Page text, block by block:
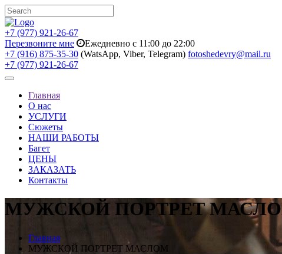
+7 (977) 921-26-67
Перезвоните мне
Ежедневно с 11:00 до 22:00
+7 (916) 875-35-30 (WatsApp, Viber, Telegram) fotoshedevry@mail.ru
+7 (977) 921-26-67
Toggle
navigationГлавная
О нас
УСЛУГИ
Сюжеты
НАШИ РАБОТЫ
Багет
ЦЕНЫ
ЗАКАЗАТЬ
Контакты
МУЖСКОЙ ПОРТРЕТ
Главная
МУЖСКОЙ ПОРТРЕТ МАСЛОМ